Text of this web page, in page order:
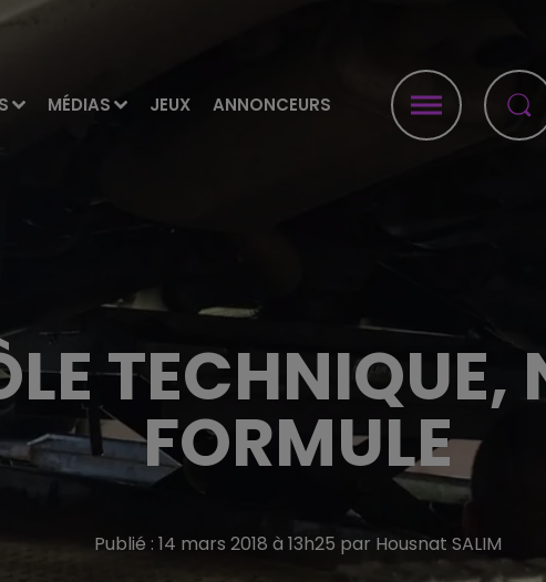
MÉDIAS JEUX ANNONCEURS
TECHNIQUE,
FORMULE
Publié : 14 mars 2018 à 13h25 par Housnat SALIM